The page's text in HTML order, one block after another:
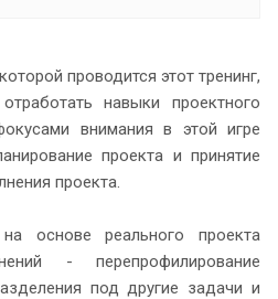
проводится этот тренинг,
навыки проектного
внимания в этой игре
проекта и принятие
проекта.
основе реального проекта
- перепрофилирование
под другие задачи и